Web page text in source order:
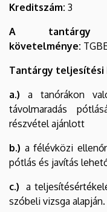
Kreditszám: 3
A tantárgy
követelménye:
Tantárgy teljesítési
a.) a tanórákon
távolmaradás
részvétel ajánlott
b.) a félévközi
pótlás és javítás
c.) a
szóbeli vizsga alapján.